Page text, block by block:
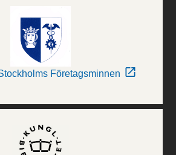
Företagsminnen